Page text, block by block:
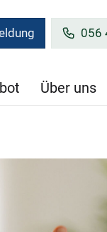
056
Über uns